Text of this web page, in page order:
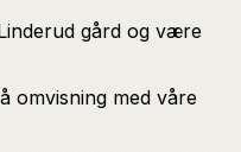
gård og være
omvisning med våre